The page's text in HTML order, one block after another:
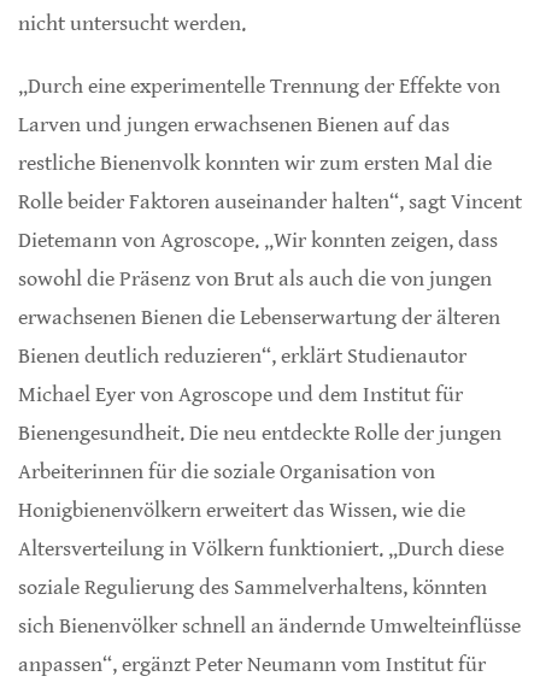
nicht untersucht werden.
„Durch eine experimentelle Trennung der Effekte von
Larven und jungen erwachsenen Bienen auf das
restliche Bienenvolk konnten wir zum ersten Mal die
Rolle beider Faktoren auseinander halten“, sagt Vincent
Dietemann von Agroscope. „Wir konnten zeigen, dass
sowohl die Präsenz von Brut als auch die von jungen
erwachsenen Bienen die Lebenserwartung der älteren
Bienen deutlich reduzieren“, erklärt Studienautor
Michael Eyer von Agroscope und dem Institut für
Bienengesundheit. Die neu entdeckte Rolle der jungen
Arbeiterinnen für die soziale Organisation von
Honigbienenvölkern erweitert das Wissen, wie die
Altersverteilung in Völkern funktioniert. „Durch diese
soziale Regulierung des Sammelverhaltens, könnten
sich Bienenvölker schnell an ändernde Umwelteinflüsse
anpassen“, ergänzt Peter Neumann vom Institut für